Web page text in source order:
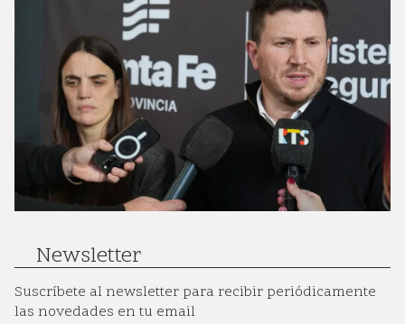
Newsletter
Suscríbete al newsletter para recibir periódicamente
las novedades en tu email